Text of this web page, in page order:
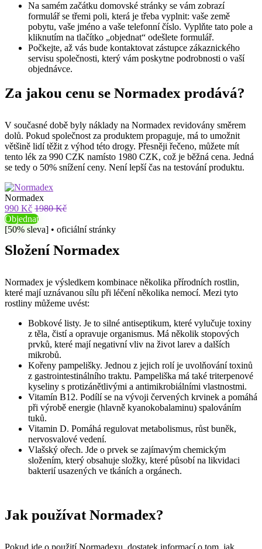
Na samém začátku domovské stránky se vám zobrazí
formulář se třemi poli, která je třeba vyplnit: vaše země
pobytu, vaše jméno a vaše telefonní číslo. Vyplňte tato pole a
kliknutím na tlačítko „objednat“ odešlete formulář.
Počkejte, až vás bude kontaktovat zástupce zákaznického
servisu společnosti, který vám poskytne podrobnosti o vaší
objednávce.
Za jakou cenu se Normadex prodává?
V současné době byly náklady na Normadex revidovány směrem
dolů. Pokud společnost za produktem propaguje, má to umožnit
většině lidí těžit z výhod této drogy. Přesněji řečeno, můžete mít
tento lék za 990 CZK namísto 1980 CZK, což je běžná cena. Jedná
se tedy o 50% snížení ceny. Není lepší čas na testování produktu.
Normadex
990 Kč 1980 Kč
Objednat
[50% sleva] • oficiální stránky
Složení Normadex
Normadex je výsledkem kombinace několika přírodních rostlin,
které mají uznávanou sílu při léčení několika nemocí. Mezi tyto
rostliny můžeme uvést:
Bobkové listy. Je to silné antiseptikum, které vylučuje toxiny
z těla, čistí a opravuje organismus. Má několik stopových
prvků, které mají negativní vliv na život larev a dalších
mikrobů.
Kořeny pampelišky. Jednou z jejich rolí je uvolňování toxinů
z gastrointestinálního traktu. Pampeliška má také triterpenové
kyseliny s protizánětlivými a antimikrobiálními vlastnostmi.
Vitamín B12. Podílí se na vývoji červených krvinek a pomáhá
při výrobě energie (hlavně kyanokobalaminu) spalováním
tuků.
Vitamin D. Pomáhá regulovat metabolismus, růst buněk,
nervosvalové vedení.
Vlašský ořech. Jde o prvek se zajímavým chemickým
složením, který obsahuje složky, které působí na likvidaci
bakterií usazených ve tkáních a orgánech.
Jak používat Normadex?
Pokud jde o použití Normadexu, dostatek informací o tom, jak